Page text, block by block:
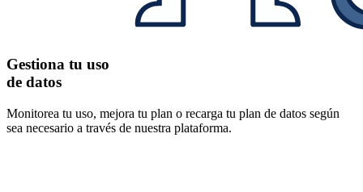
Gestiona tu uso
de datos
Monitorea tu uso, mejora tu plan o recarga tu plan de datos según
sea necesario a través de nuestra plataforma.